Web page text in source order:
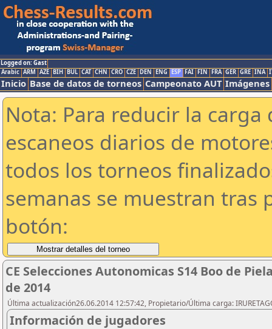
Logged on: Gast
Arabic ARM AZE BIH BUL CAT CHN CRO CZE DEN ENG ESP FAI FIN FRA GER GRE INA
Inicio Base de datos de torneos Campeonato AUT Imágenes
Nota: Para reducir la
escaneos diarios de
todos los torneos
semanas se muestran tras
botón:
CE Selecciones Autonomicas S14 Boo de
de 2014
Última actualización26.06.2014 12:57:42, Propietario/Última carga:
Información de jugadores